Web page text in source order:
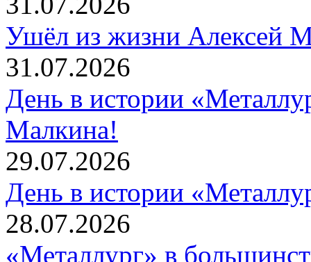
Ушёл из жизни Алексей
31.07.2026
День в истории
Малкина!
29.07.2026
День в истории
28.07.2026
«Металлург» в